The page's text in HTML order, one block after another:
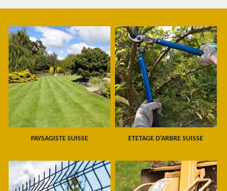
PAYSAGISTE SUISSE ETETAGE D'ARBRE SUISSE